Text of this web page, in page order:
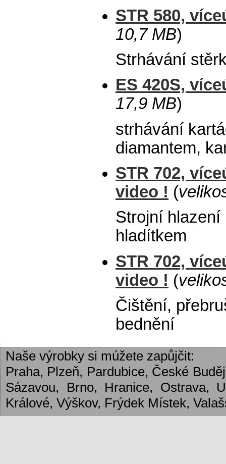
STR 580,
10,7 MB)
Strhávání
ES 420S,
17,9 MB)
strhávání
diamantem,
STR 702,
video ! (
Strojní hlazení
hladítkem
STR 702,
video ! (
Čištění,
bednění
Naše výrobky si múžete zapůjčit:
Praha, Plzeň, Pardubice, České
Sázavou, Brno, Hranice, Ostrava,
Králové, Výškov, Frýdek Místek,